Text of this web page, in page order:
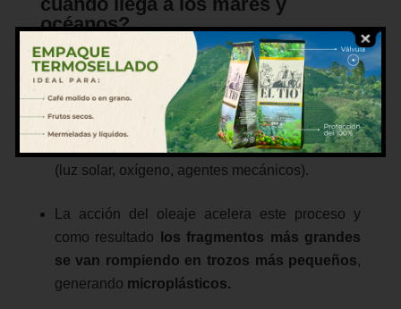
océanos?
Una vez los objetos de plástico llegan al medio
marinotardan entre décadas y cientos de
años en degradarse.El tiempo de degradación
depende del tipo de plástico y de las
condiciones ambientales a las que se expone
(luz solar, oxígeno, agentes mecánicos).
La acción del oleaje acelera este proceso y
como resultado los fragmentos más grandes
se van rompiendo en trozos más pequeños,
generando microplásticos.